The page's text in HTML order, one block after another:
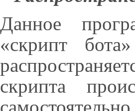
Данное
«скрипт
скрипта